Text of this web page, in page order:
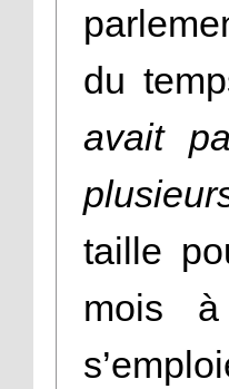
du
avait
taille
mois à